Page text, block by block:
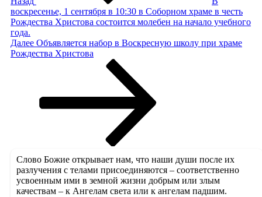
воскресенье, 1 сентября в 10:30 в Соборном храме в честь
Рождества Христова состоится молебен на начало учебного
года.
Следующая
запись
Далее Объявляется набор в Воскресную школу при храме
Рождества Христова
Слово Божие открывает нам, что наши души после их
разлучения с телами присоединяются – соответственно
усвоенным ими в земной жизни добрым или злым
качествам – к Ангелам света или к ангелам падшим.